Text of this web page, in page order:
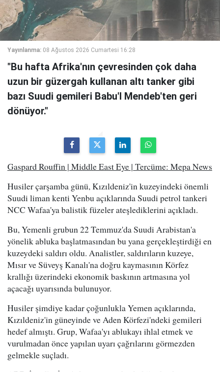
Yayınlanma: 08 Ağustos 2026 Cumartesi 16:28
"Bu hafta Afrika'nın çevresinden çok daha
uzun bir güzergah kullanan altı tanker gibi
bazı Suudi gemileri Babu'l Mendeb'ten geri
dönüyor."
Gaspard Rouffin | Middle East Eye | Tercüme: Mepa News
Husiler çarşamba günü, Kızıldeniz'in kuzeyindeki önemli
Suudi liman kenti Yenbu açıklarında Suudi petrol tankeri
NCC Wafaa'ya balistik füzeler ateşlediklerini açıkladı.
Bu, Yemenli grubun 22 Temmuz'da Suudi Arabistan'a
yönelik abluka başlatmasından bu yana gerçekleştirdiği en
kuzeydeki saldırı oldu. Analistler, saldırıların kuzeye,
Mısır ve Süveyş Kanalı'na doğru kaymasının Körfez
krallığı üzerindeki ekonomik baskının artmasına yol
açacağı uyarısında bulunuyor.
Husiler şimdiye kadar çoğunlukla Yemen açıklarında,
Kızıldeniz'in güneyinde ve Aden Körfezi'ndeki gemileri
hedef almıştı. Grup, Wafaa'yı ablukayı ihlal etmek ve
vurulmadan önce yapılan uyarı çağrılarını görmezden
gelmekle suçladı.